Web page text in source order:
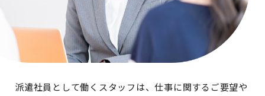
派遣社員として働くスタッフは、仕事に関するご要望や